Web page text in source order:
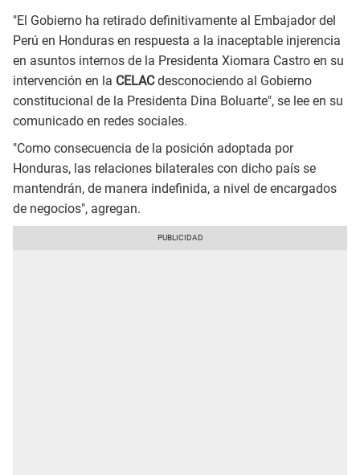
"El Gobierno ha retirado definitivamente al Embajador del
Perú en Honduras en respuesta a la inaceptable injerencia
en asuntos internos de la Presidenta Xiomara Castro en su
intervención en la CELACdesconociendo al Gobierno
constitucional de la Presidenta Dina Boluarte", se lee en su
comunicado en redes sociales.
"Como consecuencia de la posición adoptada por
Honduras, las relaciones bilaterales con dicho país se
mantendrán, de manera indefinida, a nivel de encargados
de negocios", agregan.